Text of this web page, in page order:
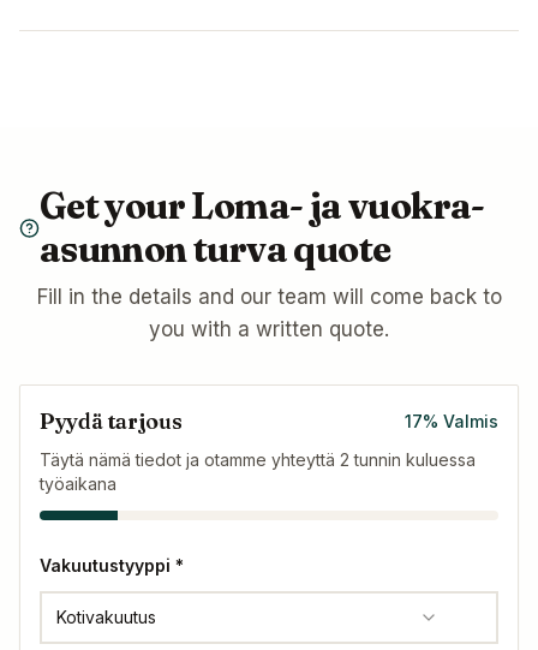
Get yourLoma- ja vuokra-
asunnon turvaquote
Fill in the details and our team will come back to
you with a written quote.
Pyydä tarjous 17% Valmis
Täytä nämä tiedot ja otamme yhteyttä 2 tunnin kuluessa
työaikana
Vakuutustyyppi *
Kotivakuutus